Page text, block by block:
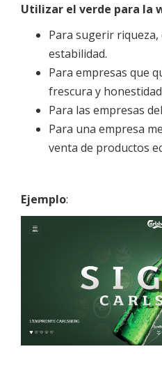
Utilizar el verde para la
Para sugerir
estabilidad.
Para empresas que
frescura y
Para las empresas
Para una empresa
venta de productos
Ejemplo: